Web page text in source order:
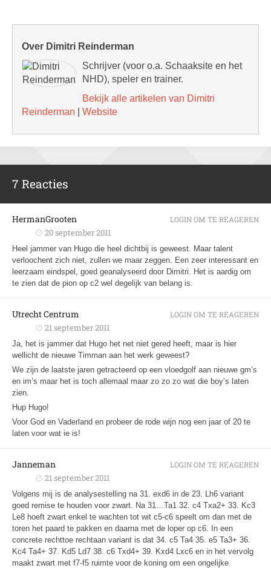
Over Dimitri Reinderman
Schrijver (voor o.a. Schaaksite en het
NHD), speler en trainer.
Bekijk alle artikelen van Dimitri
Reinderman
Website
7 Reacties
HermanGrooten
20 september 2011
Heel jammer van Hugo die heel dichtbij is geweest. Maar talent
verloochent zich niet, zullen we maar zeggen. Een zeer interessant en
leerzaam eindspel, goed geanalyseerd door Dimitri. Het is aardig om
te zien dat de pion op c2 wel degelijk van belang is.
LOGIN OM TE REAGEREN
Utrecht Centrum
21 september 2011
Ja, het is jammer dat Hugo het net niet gered heeft, maar is hier
wellicht de nieuwe Timman aan het werk geweest?
We zijn de laatste jaren getracteerd op een vloedgolf aan nieuwe gm’s
en im’s maar het is toch allemaal maar zo zo zo wat die boy’s laten
zien.
Hup Hugo!
Voor God en Vaderland en probeer de rode wijn nog een jaar of 20 te
laten voor wat ie is!
LOGIN OM TE REAGEREN
Janneman
21 september 2011
Volgens mij is de analysestelling na 31. exd6 in de 23. Lh6 variant
goed remise te houden voor zwart. Na 31…Ta1 32. c4 Txa2+ 33. Kc3
Le8 hoeft zwart enkel te wachten tot wit c5-c6 speelt om dan met de
toren het paard te pakken en daarna met de loper op c6. In een
concrete rechttoe rechtaan variant is dat 34. c5 Ta4 35. e5 Ta3+ 36.
Kc4 Ta4+ 37. Kd5 Ld7 38. c6 Txd4+ 39. Kxd4 Lxc6 en in het vervolg
maakt zwart met f7-f5 ruimte voor de koning om een ongelijke
LOGIN OM TE REAGEREN